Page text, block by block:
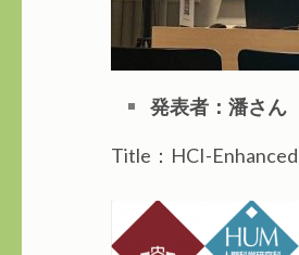
発表者：潘さん
Title：HCI-